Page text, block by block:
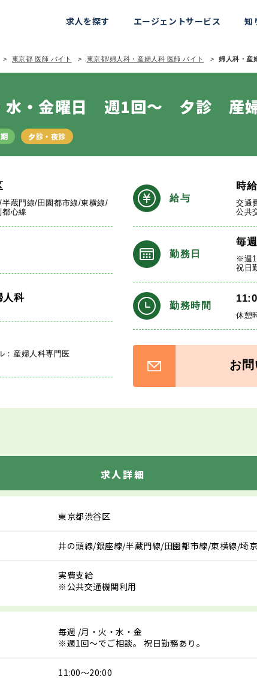
求人を探す エージェントサービス 知
東京都 医師 バイト 東京都/婦人科・産婦人科 医師 バイト 婦人科・産
水・金曜日 週1回～ 夕診 産
夕診・夜診
蔵門線/田園都市線/東横線/
心線
人科
：産婦人科専門医
給与
時給
交通
公共
勤務日
毎週
※週1
祝日
勤務時間
休憩
お
求人詳細
東京都渋谷区
井の頭線/銀座線/半蔵門線/田園都市線/東横線/埼
実費支給
※公共交通機関利用
毎週 /月・火・水・金
※週1回～でご相談。 祝日勤務あり。
11:00～20:00